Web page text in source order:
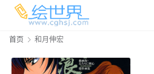
首页 和月伸宏